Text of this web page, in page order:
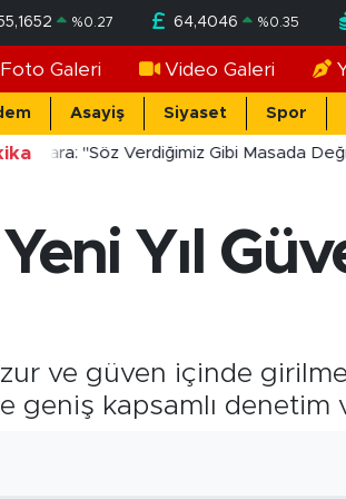
%0.27 64,4046 %0.35
Foto Galeri Video Galeri
Asayiş Siyaset Spor
"Söz Verdiğimiz Gibi Masada
Yıl
ve güven içinde
geniş kapsamlı